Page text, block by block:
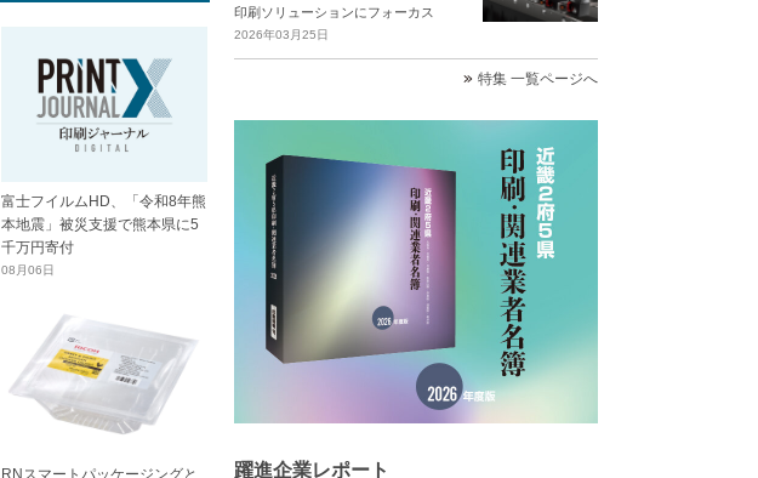
富士フイルムHD、「令和8年熊
本地震」被災支援で熊本県に5
千万円寄付
08月06日
印刷ソリューションにフォーカス
2026年03月25日
特集 一覧ページへ
躍進企業レポート